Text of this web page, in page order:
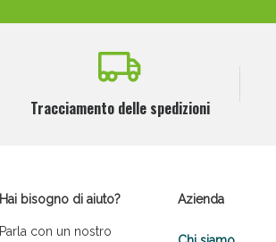
Tracciamento delle spedizioni
Hai bisogno di aiuto?
Parla con un nostro
Azienda